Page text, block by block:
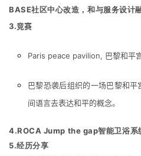
BASE社区中心改造，和与服务设计
3.竞赛
Paris peace pavilion, 巴黎和平
巴黎恐袭后组织的一场巴黎和
间语言去表达和平的概念。
4.ROCA Jump the gap智能卫浴系
5.经历分享